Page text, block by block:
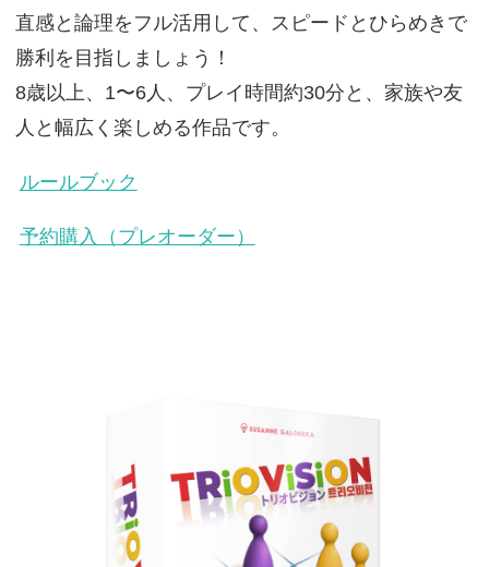
直感と論理をフル活用して、スピードとひらめきで
勝利を目指しましょう！
8歳以上、1〜6人、プレイ時間約30分と、家族や友
人と幅広く楽しめる作品です。
ルールブック
予約購入（プレオーダー）